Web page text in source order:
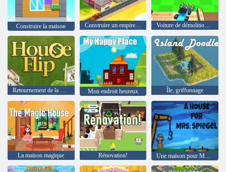
Construire la maison Construire un empire magnat Voiture de démolition de maison
Retournement de la maison Mon endroit heureux Île, griffonnage
La maison magique Rénovation! Une maison pour Mme Spiegel